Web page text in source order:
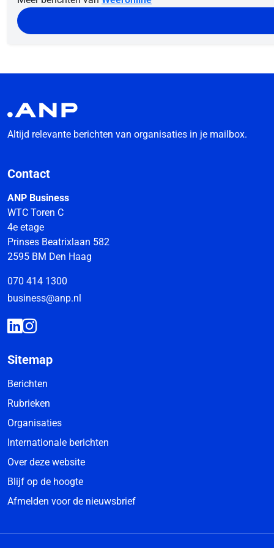
Altijd relevante berichten van organisaties in je mailbox.
Contact
ANP Business
WTC Toren C
4e etage
Prinses Beatrixlaan 582
2595 BM Den Haag
070 414 1300
business@anp.nl
Sitemap
Berichten
Rubrieken
Organisaties
Internationale berichten
Over deze website
Blijf op de hoogte
Afmelden voor de nieuwsbrief